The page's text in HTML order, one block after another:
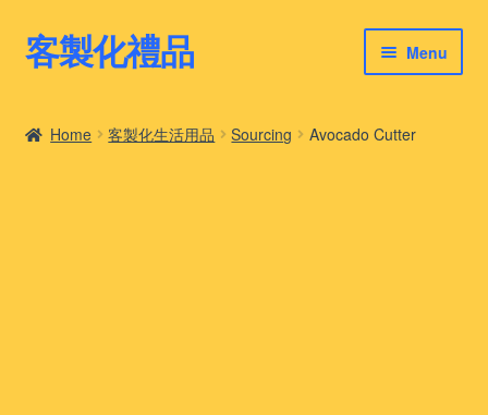
Skip
to
Skip
to
客製化禮品 Menu
Home 客製化生活用品 Sourcing Avocado Cutter